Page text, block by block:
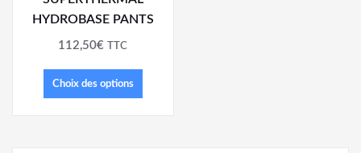
HYDROBASE PANTS
112,50€ TTC
Choix des options